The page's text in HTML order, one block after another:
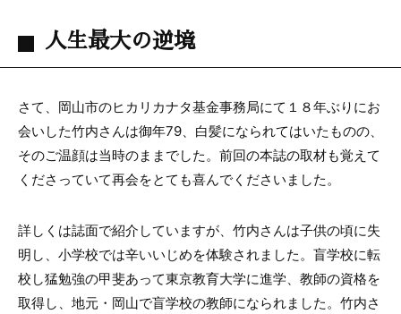
人生最大の逆境
さて、岡山市のヒカリカナタ基金事務局にて１８年ぶりにお
会いした竹内さんは御年79、白髪になられてはいたものの、
そのご温顔は当時のままでした。前回の本誌の取材も覚えて
くださっていて再会をとても喜んでくださいました。
詳しくは誌面で紹介していますが、竹内さんは子供の頃に失
明し、小学校では辛いいじめを体験されました。盲学校に転
校し猛勉強の甲斐あって東京教育大学に進学、教師の資格を
取得し、地元・岡山で盲学校の教師になられました。竹内さ